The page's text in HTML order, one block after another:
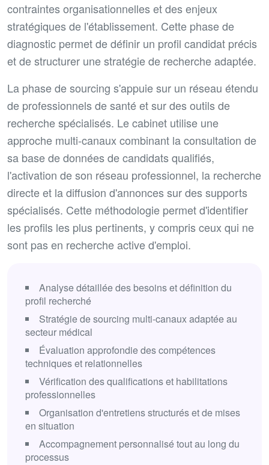
contraintes organisationnelles et des enjeux
stratégiques de l'établissement. Cette phase de
diagnostic permet de définir un profil candidat précis
et de structurer une stratégie de recherche adaptée.
La phase de sourcing s'appuie sur un réseau étendu
de professionnels de santé et sur des outils de
recherche spécialisés. Le cabinet utilise une
approche multi-canaux combinant la consultation de
sa base de données de candidats qualifiés,
l'activation de son réseau professionnel, la recherche
directe et la diffusion d'annonces sur des supports
spécialisés. Cette méthodologie permet d'identifier
les profils les plus pertinents, y compris ceux qui ne
sont pas en recherche active d'emploi.
Analyse détaillée des besoins et définition du
profil recherché
Stratégie de sourcing multi-canaux adaptée au
secteur médical
Évaluation approfondie des compétences
techniques et relationnelles
Vérification des qualifications et habilitations
professionnelles
Organisation d'entretiens structurés et de mises
en situation
Accompagnement personnalisé tout au long du
processus